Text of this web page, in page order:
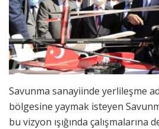
Savunma sanayiinde yerlileşme
bölgesine yaymak isteyen
bu vizyon ışığında çalışmalarına